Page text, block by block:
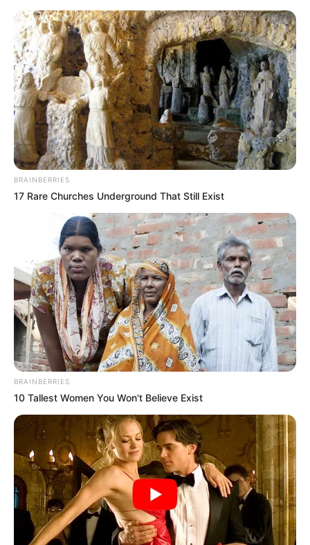
Home > ACS > Acs e ACE > Notícia > Pará >
Pará capacita
1.600 ACS para combater doença de Chagas.
Pará capacita 1.600 ACS para
combater doença de Chagas.
03:07 ACS
BRAINBERRIES
17 Rare Churches Underground That Still Exist
BRAINBERRIES
10 Tallest Women You Won't Believe Exist